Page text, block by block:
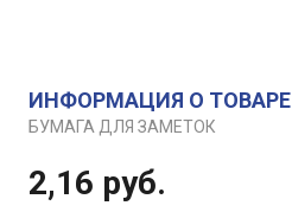
ИНФОРМАЦИЯ О ТОВАРЕ
БУМАГА ДЛЯ ЗАМЕТОК
2,16 руб.